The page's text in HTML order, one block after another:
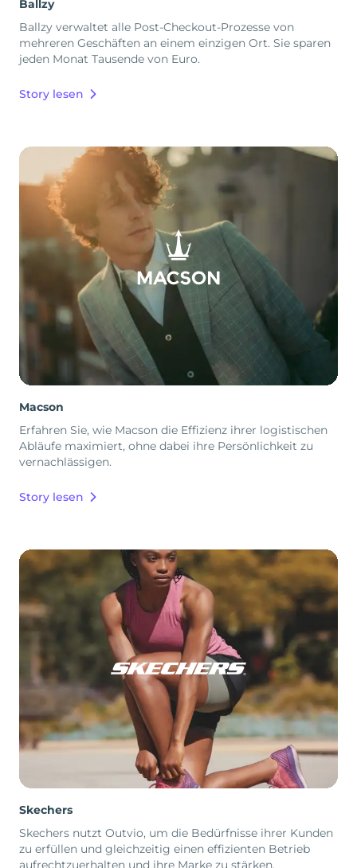
Ballzy
Ballzy verwaltet alle Post-Checkout-Prozesse von
mehreren Geschäften an einem einzigen Ort. Sie sparen
jeden Monat Tausende von Euro.
Story lesen
Macson
Erfahren Sie, wie Macson die Effizienz ihrer logistischen
Abläufe maximiert, ohne dabei ihre Persönlichkeit zu
vernachlässigen.
Story lesen
Skechers
Skechers nutzt Outvio, um die Bedürfnisse ihrer Kunden
zu erfüllen und gleichzeitig einen effizienten Betrieb
aufrechtzuerhalten und ihre Marke zu stärken.